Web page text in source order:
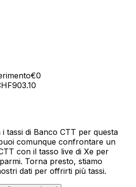
€0
tassi di Banco CTT per questa
comunque confrontare un
con il tasso live di Xe per
Torna presto, stiamo
dati per offrirti più tassi.